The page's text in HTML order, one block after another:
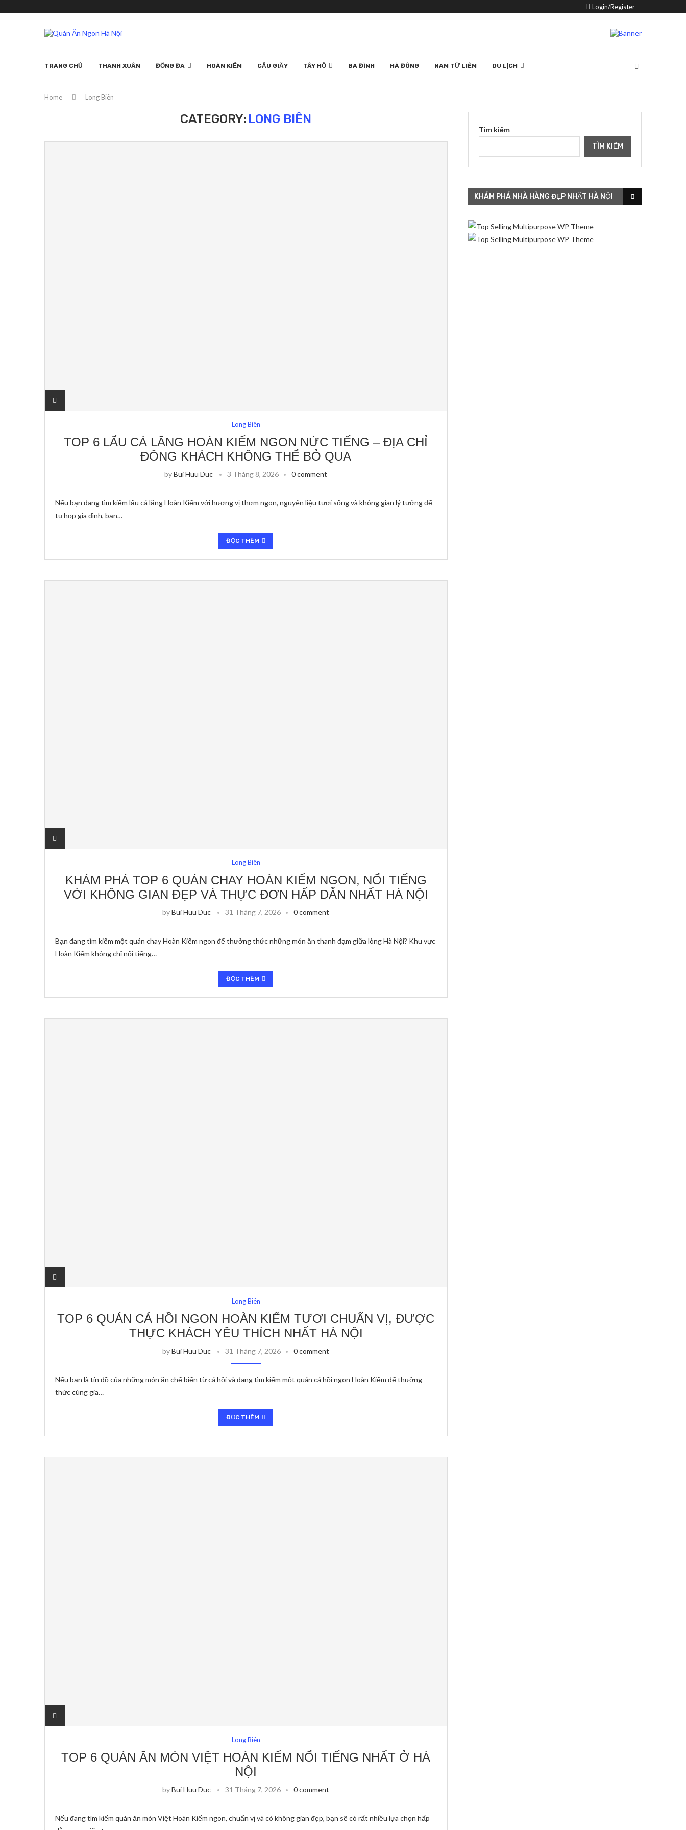
Login/Register
TRANG CHỦ THANH XUÂN ĐỐNG ĐA HOÀN KIẾM CẦU GIẤY TÂY HỒ BA ĐÌNH HÀ ĐÔNG NAM TỪ LIÊM DU LỊCH
Home Long Biên
CATEGORY: LONG BIÊN
Long Biên
TOP 6 LẨU CÁ LĂNG HOÀN KIẾM NGON NỨC TIẾNG – ĐỊA CHỈ
ĐÔNG KHÁCH KHÔNG THỂ BỎ QUA
byBui Huu Duc 3 Tháng 8, 2026 0 comment
Nếu bạn đang tìm kiếm lẩu cá lăng Hoàn Kiếm với hương vị thơm ngon, nguyên liệu tươi sống và không gian lý tưởng để
tụ họp gia đình, bạn…
ĐỌC THÊM
Long Biên
KHÁM PHÁ TOP 6 QUÁN CHAY HOÀN KIẾM NGON, NỔI TIẾNG
VỚI KHÔNG GIAN ĐẸP VÀ THỰC ĐƠN HẤP DẪN NHẤT HÀ NỘI
byBui Huu Duc 31 Tháng 7, 2026 0 comment
Bạn đang tìm kiếm một quán chay Hoàn Kiếm ngon để thưởng thức những món ăn thanh đạm giữa lòng Hà Nội? Khu vực
Hoàn Kiếm không chỉ nổi tiếng…
ĐỌC THÊM
Long Biên
TOP 6 QUÁN CÁ HỒI NGON HOÀN KIẾM TƯƠI CHUẨN VỊ, ĐƯỢC
THỰC KHÁCH YÊU THÍCH NHẤT HÀ NỘI
byBui Huu Duc 31 Tháng 7, 2026 0 comment
Nếu bạn là tín đồ của những món ăn chế biến từ cá hồi và đang tìm kiếm một quán cá hồi ngon Hoàn Kiếm để thưởng
thức cùng gia…
ĐỌC THÊM
Long Biên
TOP 6 QUÁN ĂN MÓN VIỆT HOÀN KIẾM NỔI TIẾNG NHẤT Ở HÀ
NỘI
byBui Huu Duc 31 Tháng 7, 2026 0 comment
Nếu đang tìm kiếm quán ăn món Việt Hoàn Kiếm ngon, chuẩn vị và có không gian đẹp, bạn sẽ có rất nhiều lựa chọn hấp
Tìm kiếm
TÌM KIẾM
KHÁM PHÁ NHÀ HÀNG ĐẸP NHẤT HÀ NỘI